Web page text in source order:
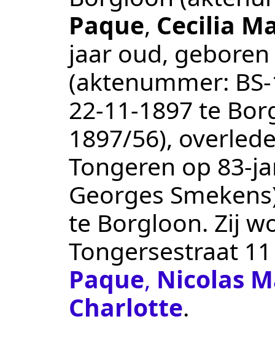
Paque, Cecilia
jaar oud,
(aktenummer:
22‑11‑1897 te
1897/56),
Tongeren op 83-
Georges Smekens
te Borgloon. Zij
Tongersestraat
Paque, Nicolas
Charlotte.